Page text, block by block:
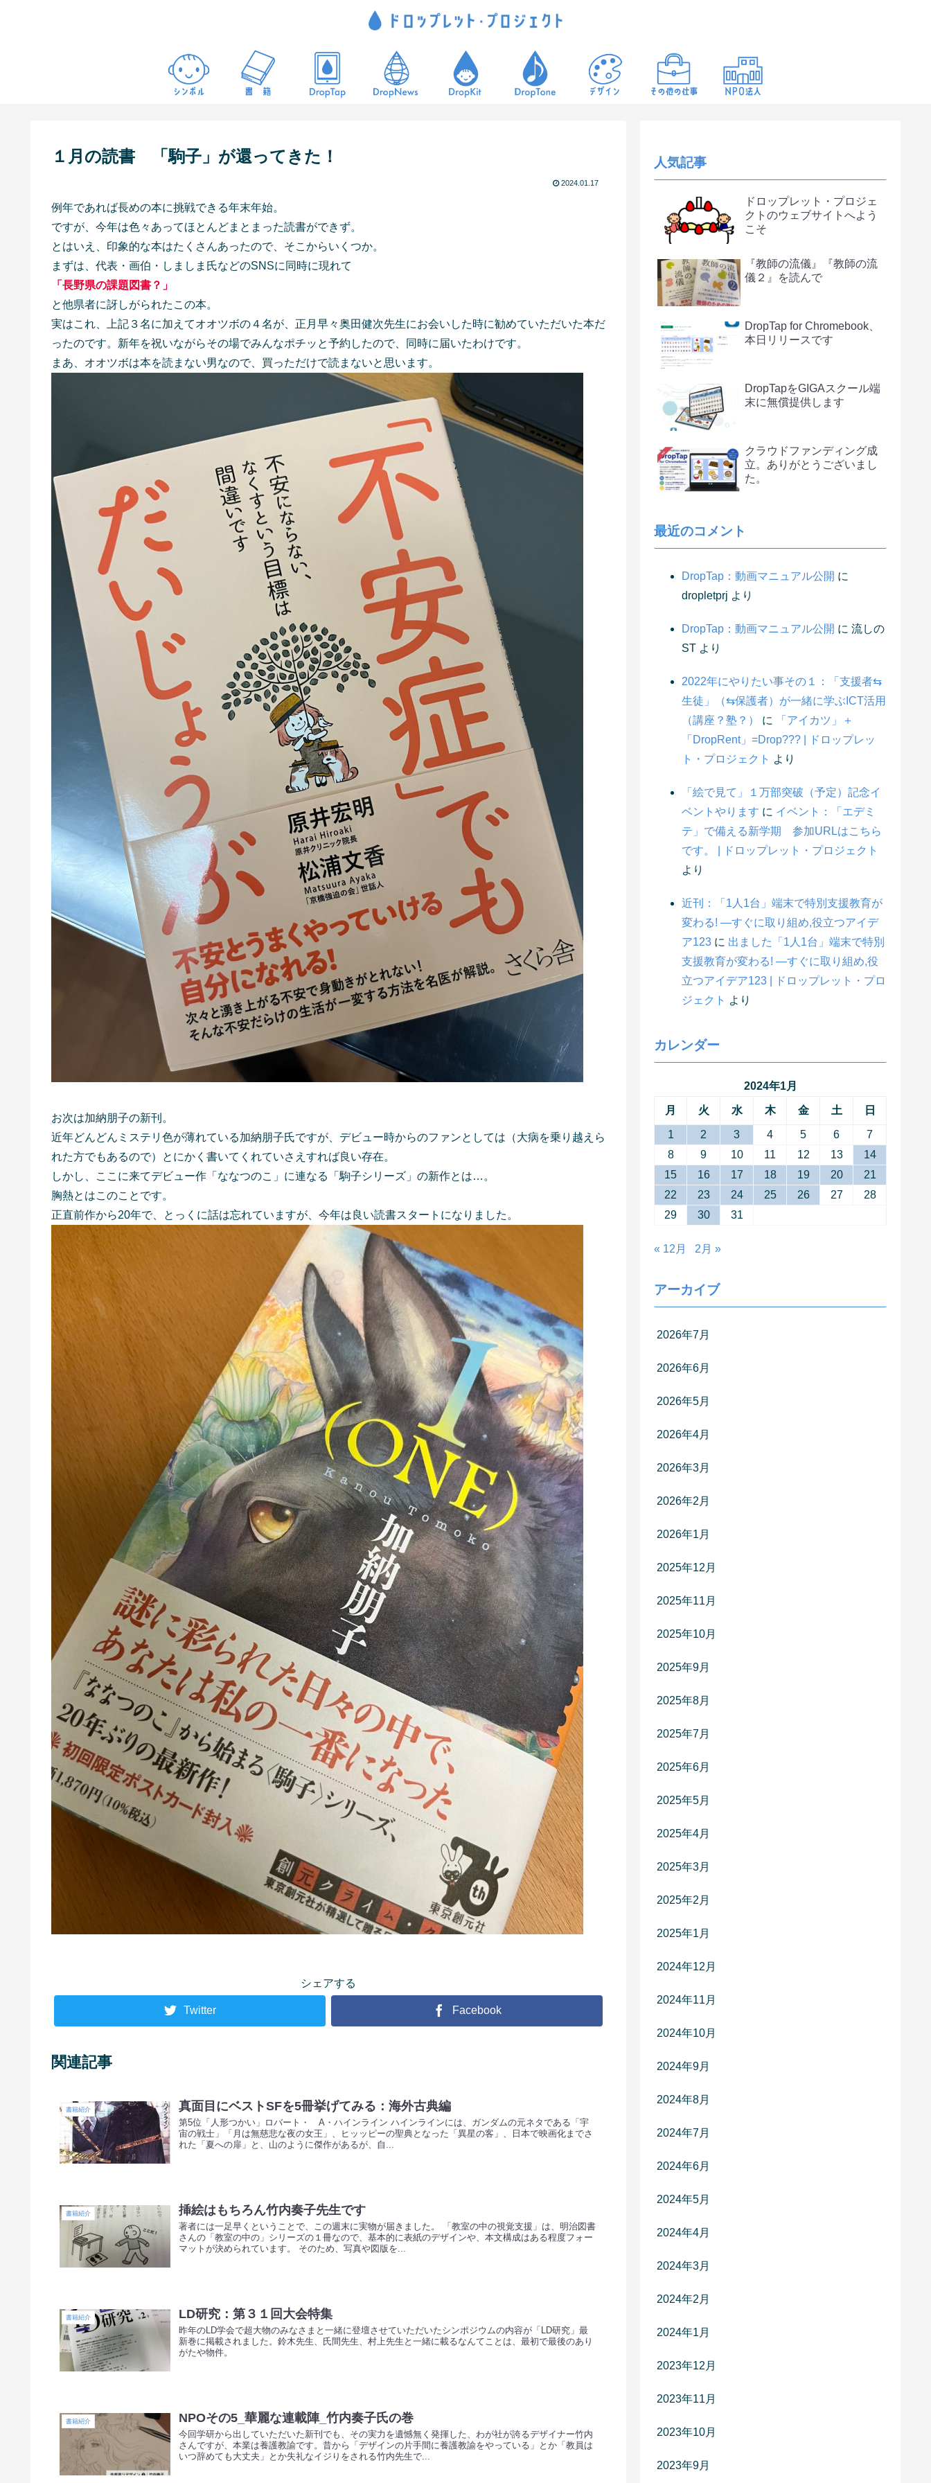
１月の読書 「駒子」が還ってきた！
2024.01.17
例年であれば長めの本に挑戦できる年末年始。
ですが、今年は色々あってほとんどまとまった読書ができず。
とはいえ、印象的な本はたくさんあったので、そこからいくつか。
まずは、代表・画伯・しましま氏などのSNSに同時に現れて
「長野県の課題図書？」
と他県者に訝しがられたこの本。
実はこれ、上記３名に加えてオオツボの４名が、正月早々奥田健次先生にお会いした時に勧めていただいた本だ
ったのです。新年を祝いながらその場でみんなポチッと予約したので、同時に届いたわけです。
まあ、オオツボは本を読まない男なので、買っただけで読まないと思います。
お次は加納朋子の新刊。
近年どんどんミステリ色が薄れている加納朋子氏ですが、デビュー時からのファンとしては（大病を乗り越えら
れた方でもあるので）とにかく書いてくれていさえすれば良い存在。
しかし、ここに来てデビュー作「ななつのこ」に連なる「駒子シリーズ」の新作とは…。
胸熱とはこのことです。
正直前作から20年で、とっくに話は忘れていますが、今年は良い読書スタートになりました。
シェアする
Twitter Facebook
関連記事
書籍紹介 真面目にベストSFを5冊挙げてみる：海外古典編
第5位「人形つかい」ロバート・ A・ハインライン ハインラインには、ガンダムの元ネタである「宇
宙の戦士」「月は無慈悲な夜の女王」、ヒッッピーの聖典となった「異星の客」、日本で映画化までさ
れた「夏への扉」と、山のように傑作があるが、自...
書籍紹介 挿絵はもちろん竹内奏子先生です
著者には一足早くということで、この週末に実物が届きました。 「教室の中の視覚支援」は、明治図書
さんの「教室の中の」シリーズの１冊なので、基本的に表紙のデザインや、本文構成はある程度フォー
マットが決められています。 そのため、写真や図版を...
書籍紹介 LD研究：第３１回大会特集
昨年のLD学会で超大物のみなさまと一緒に登壇させていただいたシンポジウムの内容が「LD研究」最
新巻に掲載されました。鈴木先生、氏間先生、村上先生と一緒に載るなんてことは、最初で最後のあり
がたや物件。
書籍紹介 NPOその5_華麗な連載陣_竹内奏子氏の巻
今回学研から出していただいた新刊でも、その実力を遺憾無く発揮した、わが社が誇るデザイナー竹内
さんですが、本業は養護教諭です。昔から「デザインの片手間に養護教諭をやっている」とか「教員は
いつ辞めても大丈夫」とか失礼なイジりをされる竹内先生で...
人気記事
ドロップレット・プロジェ
クトのウェブサイトへよう
こそ
『教師の流儀』『教師の流
儀２』を読んで
DropTap for Chromebook、
本日リリースです
DropTapをGIGAスクール端
末に無償提供します
クラウドファンディング成
立。ありがとうございまし
た。
最近のコメント
DropTap：動画マニュアル公開 に
dropletprj より
DropTap：動画マニュアル公開 に 流しの
ST より
2022年にやりたい事その１：「支援者⇆
生徒」（⇆保護者）が一緒に学ぶICT活用
（講座？塾？）
に
「アイカツ」＋
「DropRent」=Drop??? | ドロップレッ
ト・プロジェクト より
「絵で見て」１万部突破（予定）記念イ
ベントやります に イベント：「エデミ
テ」で備える新学期 参加URLはこちら
です。 | ドロップレット・プロジェクト
より
近刊：「1人1台」端末で特別支援教育が
変わる! ―すぐに取り組め,役立つアイデ
ア123 に 出ました「1人1台」端末で特別
支援教育が変わる! ―すぐに取り組め,役
立つアイデア123 | ドロップレット・プロ
ジェクト より
カレンダー
2024年1月
月 火 水 木 金 土 日
1 2 3 4 5 6
7
8
9 10 11 12 13
14
15
16 17 18 19 20
21
22
23 24 25 26 27
28
29
30 31
« 12月 2月 »
アーカイブ
2026年7月
2026年6月
2026年5月
2026年4月
2026年3月
2026年2月
2026年1月
2025年12月
2025年11月
2025年10月
2025年9月
2025年8月
2025年7月
2025年6月
2025年5月
2025年4月
2025年3月
2025年2月
2025年1月
2024年12月
2024年11月
2024年10月
2024年9月
2024年8月
2024年7月
2024年6月
2024年5月
2024年4月
2024年3月
2024年2月
2024年1月
2023年12月
2023年11月
2023年10月
2023年9月